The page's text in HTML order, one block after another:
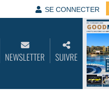
SE CONNECTER
NEWSLETTER SUIVRE